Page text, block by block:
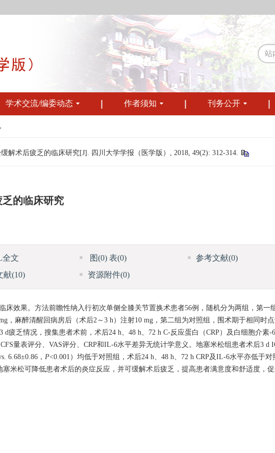
学术交流/编委动态 作者须知 刊务公开
术后疲乏的临床研究[J]. 四川大学学报（医学版）, 2018, 49(2): 312-314.
的临床研究
文 图(0)表(0) 参考文献(0)
献(10) 资源附件(0)
床效果。方法前瞻性纳入行初次单侧全膝关节置换术患者56例，随机分为两组，第一
，麻醉清醒回病房后（术后2～3 h）注射10 mg，第二组为对照组，围术期于相同时
疲乏情况，搜集患者术前，术后24 h、48 h、72 h C-反应蛋白（CRP）及白细胞介素-
量表评分、VAS评分、CRP和IL-6水平差异无统计学意义。地塞米松组患者术后3 d
6.68±0.86， P<0.001）均低于对照组，术后24 h、48 h、72 h CRP及IL-6水平亦低于对
米松可降低患者术后的炎症反应，并可缓解术后疲乏，提高患者满意度和舒适度，